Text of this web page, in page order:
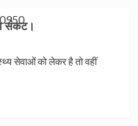
संकट।
सेवाओं को लेकर है तो वहीं